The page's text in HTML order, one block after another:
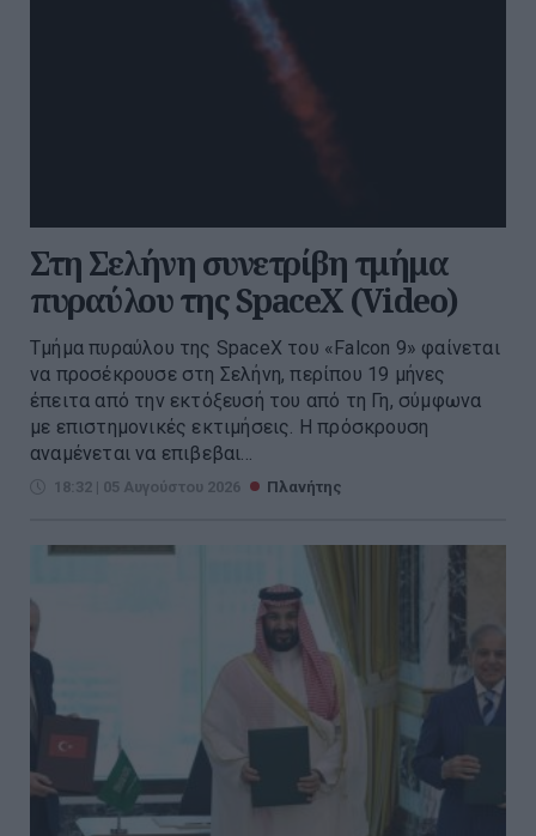
Στη Σελήνη συνετρίβη τμήμα
πυραύλου της SpaceX (Video)
Τμήμα πυραύλου της SpaceX του «Falcon 9» φαίνεται
να προσέκρουσε στη Σελήνη, περίπου 19 μήνες
έπειτα από την εκτόξευσή του από τη Γη, σύμφωνα
με επιστημονικές εκτιμήσεις. Η πρόσκρουση
αναμένεται να επιβεβαι...
18:32 | 05 Αυγούστου 2026 Πλανήτης